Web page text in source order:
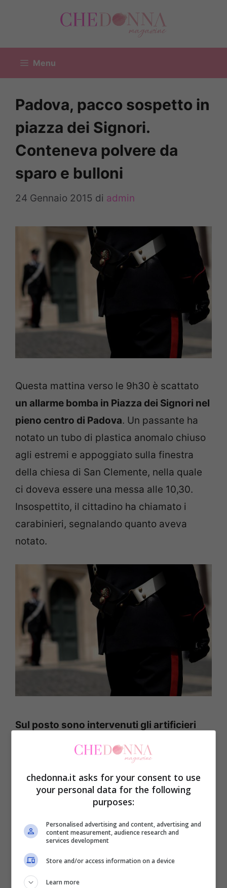
Menu
Padova, pacco sospetto in
piazza dei Signori.
Conteneva polvere da
sparo e bulloni
24 Gennaio 2015 di admin
Questa mattina verso le 9h30 è scattato
un allarme bomba in Piazza dei Signori nel
pieno centro di Padova. Un passante ha
notato un tubo di plastica anomalo chiuso
agli estremi e appoggiato sulla finestra
della chiesa di San Clemente, nella quale
ci doveva essere una messa alle 10,30.
Insospettito, il cittadino ha chiamato i
carabinieri, segnalando quanto aveva
notato.
Sul posto sono intervenuti gli artificieri
che hanno transennato l’area, facendo
evacuare la piazza e una ventina di fedeli
che stavo aspettando la messa all’interno
della chiesa per poter attuare le dovute
verifiche, in tutta sicurezza.
Gli artificieri hanno poi fatto esplodere il
pacco sospetto. Secondo quanto si
apprende, il
chedonna.it asks for your consent to use
your personal data for the following
purposes:
Personalised advertising and content, advertising and
content measurement, audience research and
services development
Store and/or access information on a device
Learn more